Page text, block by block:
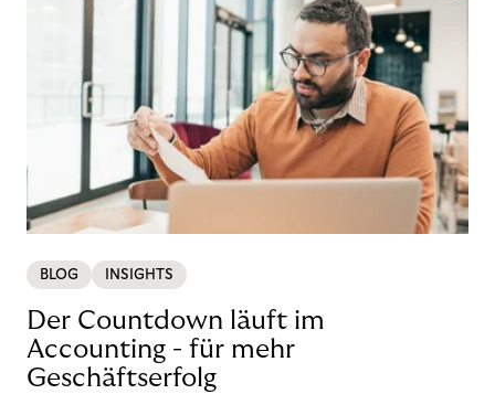
BLOG INSIGHTS
Der Countdown läuft im
Accounting - für mehr
Geschäftserfolg